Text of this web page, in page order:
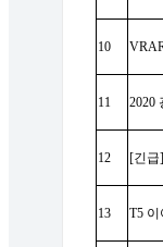
10
11 2020
12 [긴급
13 T5 이